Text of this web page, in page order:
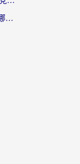
海外党纠结ChickCN和小黑牛哪个好？一篇帮你选对回国加速器的实用指南